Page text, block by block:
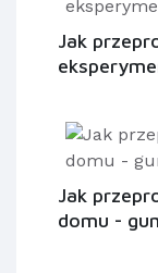
Jak
Jak
domu -